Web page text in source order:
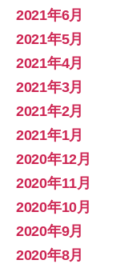
2021年6月
2021年5月
2021年4月
2021年3月
2021年2月
2021年1月
2020年12月
2020年11月
2020年10月
2020年9月
2020年8月